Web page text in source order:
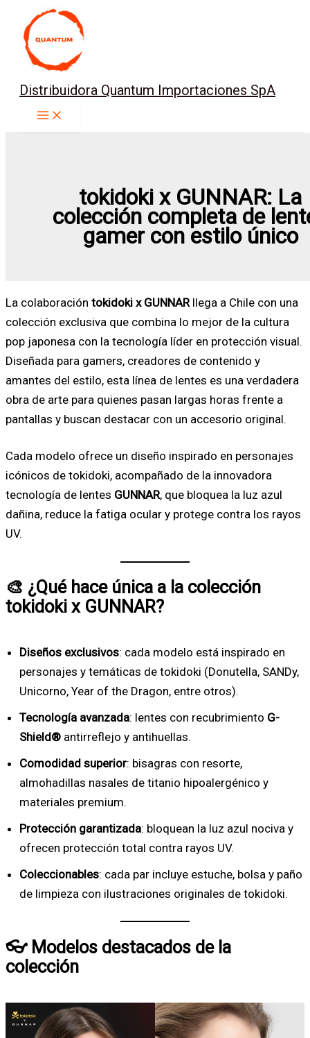
contenido
Distribuidora Quantum Importaciones SpA
tokidoki x GUNNAR: La
colección completa de
gamer con estilo único
La colaboración tokidoki x GUNNAR llega a Chile con una
colección exclusiva que combina lo mejor de la cultura
pop japonesa con la tecnología líder en protección visual.
Diseñada para gamers, creadores de contenido y
amantes del estilo, esta línea de lentes es una verdadera
obra de arte para quienes pasan largas horas frente a
pantallas y buscan destacar con un accesorio original.
Cada modelo ofrece un diseño inspirado en personajes
icónicos de tokidoki, acompañado de la innovadora
tecnología de lentes GUNNAR, que bloquea la luz azul
dañina, reduce la fatiga ocular y protege contra los rayos
UV.
🎨 ¿Qué hace única a la colección
tokidoki x GUNNAR?
Diseños exclusivos: cada modelo está inspirado en
personajes y temáticas de tokidoki (Donutella, SANDy,
Unicorno, Year of the Dragon, entre otros).
Tecnología avanzada: lentes con recubrimiento G-
Shield® antirreflejo y antihuellas.
Comodidad superior: bisagras con resorte,
almohadillas nasales de titanio hipoalergénico y
materiales premium.
Protección garantizada: bloquean la luz azul nociva y
ofrecen protección total contra rayos UV.
Coleccionables: cada par incluye estuche, bolsa y paño
de limpieza con ilustraciones originales de tokidoki.
👓 Modelos destacados de la
colección